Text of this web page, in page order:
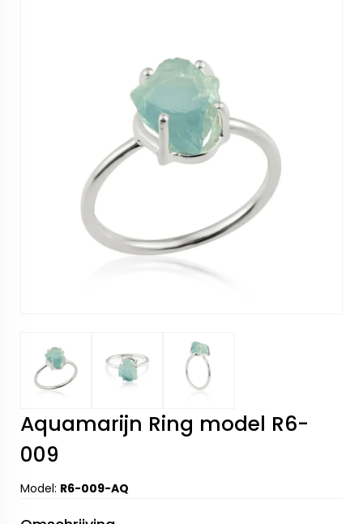
Aquamarijn Ring model R6-
009
Model: R6-009-AQ